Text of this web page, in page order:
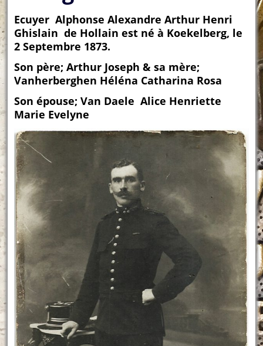
Ecuyer Alphonse Alexandre Arthur Henri
Ghislain de Hollain est né à Koekelberg, le
2 Septembre 1873.
Son père; Arthur Joseph & sa mère;
Vanherberghen Héléna Catharina Rosa
Son épouse; Van Daele Alice Henriette
Marie Evelyne